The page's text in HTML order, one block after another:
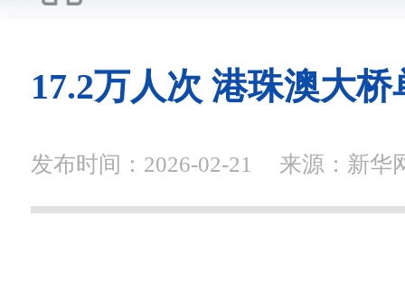
17.2万人次 港珠澳大
发布时间：2026-02-21 来源：新华